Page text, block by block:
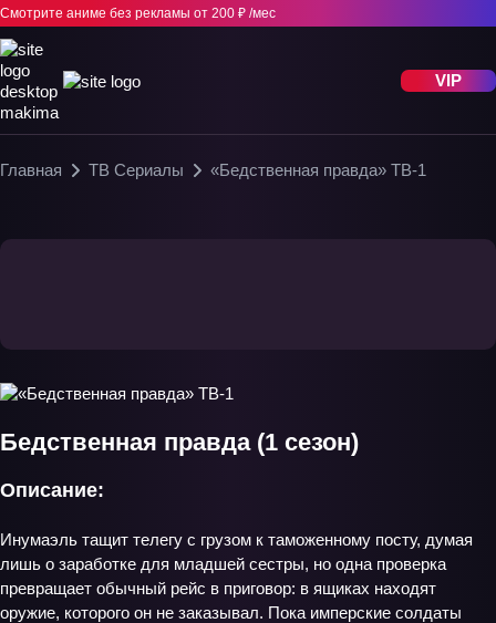
Смотрите аниме без рекламы от 200 ₽ /мес
VIP
Главная ТВ Сериалы «Бедственная правда» ТВ-1
Бедственная правда (1 сезон)
Описание:
Инумаэль тащит телегу с грузом к таможенному посту, думая
лишь о заработке для младшей сестры, но одна проверка
превращает обычный рейс в приговор: в ящиках находят
оружие, которого он не заказывал. Пока имперские солдаты